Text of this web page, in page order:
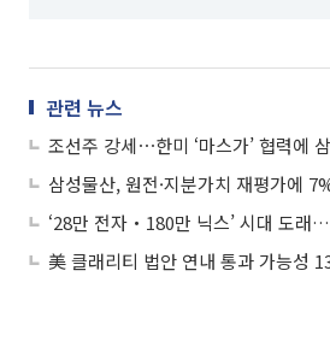
관련 뉴스
삼성물산, 원전·지분가치 재평가에
‘28만 전자‧180만 닉스’ 시대 도래